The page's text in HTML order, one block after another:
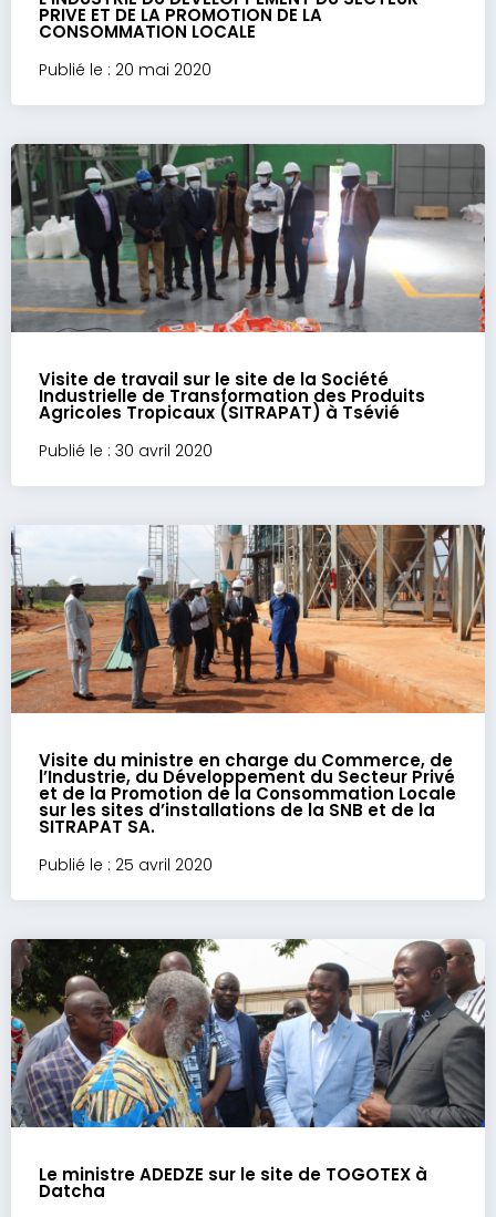
PRIVE ET DE LA PROMOTION DE LA
CONSOMMATION LOCALE
Publié le : 20 mai 2020
Visite de travail sur le site de la Société
Industrielle de Transformation des Produits
Agricoles Tropicaux (SITRAPAT) à Tsévié
Publié le : 30 avril 2020
Visite du ministre en charge du Commerce, de
l’Industrie, du Développement du Secteur Privé
et de la Promotion de la Consommation Locale
sur les sites d’installations de la SNB et de la
SITRAPAT SA.
Publié le : 25 avril 2020
Le ministre ADEDZE sur le site de TOGOTEX à
Datcha